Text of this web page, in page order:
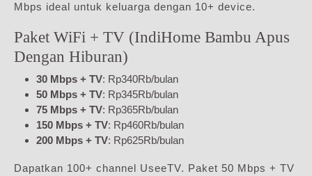
Mbps ideal untuk keluarga dengan 10+ device.
Paket WiFi + TV (IndiHome Bambu Apus
Dengan Hiburan)
30 Mbps + TV: Rp340Rb/bulan
50 Mbps + TV: Rp345Rb/bulan
75 Mbps + TV: Rp365Rb/bulan
150 Mbps + TV: Rp460Rb/bulan
200 Mbps + TV: Rp625Rb/bulan
Dapatkan 100+ channel UseeTV. Paket 50 Mbps + TV